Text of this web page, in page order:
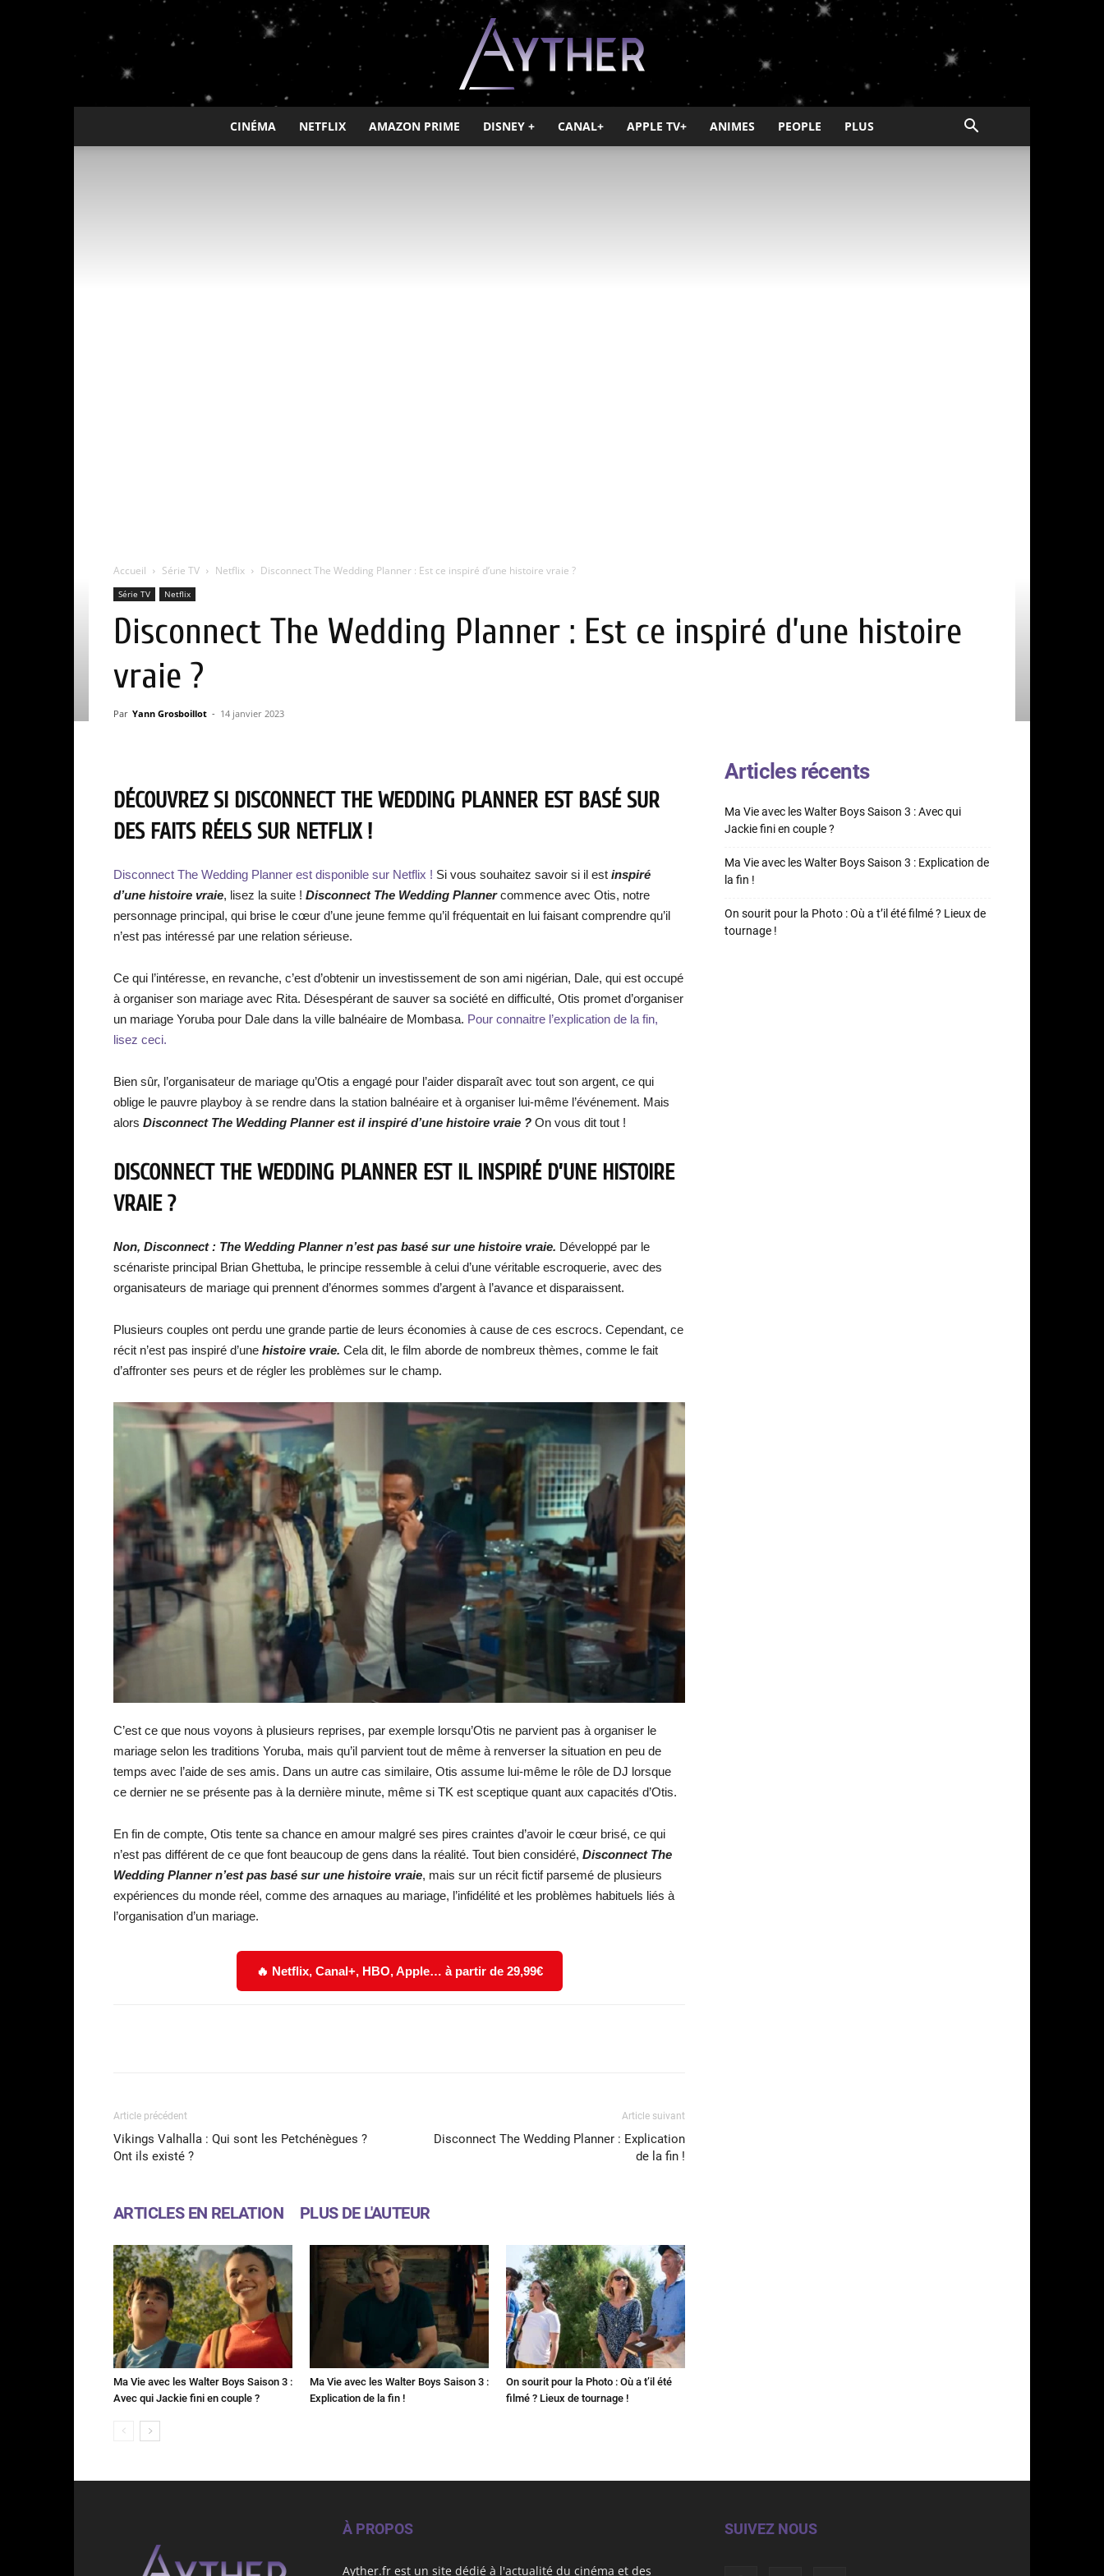
Ayther
CINÉMA NETFLIX AMAZON PRIME DISNEY + CANAL+ APPLE TV+ ANIMES PEOPLE PLUS
Accueil Série TV Netflix Disconnect The Wedding Planner : Est ce inspiré d’une histoire vraie ?
Série TV Netflix
Disconnect The Wedding Planner : Est ce inspiré d’une histoire
vraie ?
Par Yann Grosboillot - 14 janvier 2023
DÉCOUVREZ SI DISCONNECT THE WEDDING PLANNER EST BASÉ SUR
DES FAITS RÉELS SUR NETFLIX !
Disconnect The Wedding Planner est disponible sur Netflix ! Si vous souhaitez savoir si il est inspiré
d’une histoire vraie, lisez la suite ! Disconnect The Wedding Planner commence avec Otis, notre
personnage principal, qui brise le cœur d’une jeune femme qu’il fréquentait en lui faisant comprendre qu’il
n’est pas intéressé par une relation sérieuse.
Ce qui l’intéresse, en revanche, c’est d’obtenir un investissement de son ami nigérian, Dale, qui est occupé
à organiser son mariage avec Rita. Désespérant de sauver sa société en difficulté, Otis promet d’organiser
un mariage Yoruba pour Dale dans la ville balnéaire de Mombasa. Pour connaitre l’explication de la fin,
lisez ceci.
Bien sûr, l’organisateur de mariage qu’Otis a engagé pour l’aider disparaît avec tout son argent, ce qui
oblige le pauvre playboy à se rendre dans la station balnéaire et à organiser lui-même l’événement. Mais
alors Disconnect The Wedding Planner est il inspiré d’une histoire vraie ? On vous dit tout !
DISCONNECT THE WEDDING PLANNER EST IL INSPIRÉ D’UNE HISTOIRE
VRAIE ?
Non, Disconnect : The Wedding Planner n’est pas basé sur une histoire vraie. Développé par le
scénariste principal Brian Ghettuba, le principe ressemble à celui d’une véritable escroquerie, avec des
organisateurs de mariage qui prennent d’énormes sommes d’argent à l’avance et disparaissent.
Plusieurs couples ont perdu une grande partie de leurs économies à cause de ces escrocs. Cependant, ce
récit n’est pas inspiré d’une histoire vraie. Cela dit, le film aborde de nombreux thèmes, comme le fait
d’affronter ses peurs et de régler les problèmes sur le champ.
C’est ce que nous voyons à plusieurs reprises, par exemple lorsqu’Otis ne parvient pas à organiser le
mariage selon les traditions Yoruba, mais qu’il parvient tout de même à renverser la situation en peu de
temps avec l’aide de ses amis. Dans un autre cas similaire, Otis assume lui-même le rôle de DJ lorsque
ce dernier ne se présente pas à la dernière minute, même si TK est sceptique quant aux capacités d’Otis.
En fin de compte, Otis tente sa chance en amour malgré ses pires craintes d’avoir le cœur brisé, ce qui
n’est pas différent de ce que font beaucoup de gens dans la réalité. Tout bien considéré, Disconnect The
Wedding Planner n’est pas basé sur une histoire vraie, mais sur un récit fictif parsemé de plusieurs
expériences du monde réel, comme des arnaques au mariage, l’infidélité et les problèmes habituels liés à
l’organisation d’un mariage.
🔥 Netflix, Canal+, HBO, Apple… à partir de 29,99€
Article précédent
Vikings Valhalla : Qui sont les Petchénègues ?
Ont ils existé ?
Article suivant
Disconnect The Wedding Planner : Explication
de la fin !
ARTICLES EN RELATION PLUS DE L'AUTEUR
Ma Vie avec les Walter Boys Saison 3 :
Avec qui Jackie fini en couple ?
Ma Vie avec les Walter Boys Saison 3 :
Explication de la fin !
On sourit pour la Photo : Où a t’il été
filmé ? Lieux de tournage !
Articles récents
Ma Vie avec les Walter Boys Saison 3 : Avec qui
Jackie fini en couple ?
Ma Vie avec les Walter Boys Saison 3 : Explication de
la fin !
On sourit pour la Photo : Où a t’il été filmé ? Lieux de
tournage !
À PROPOS
Ayther.fr est un site dédié à l'actualité du cinéma et des
SUIVEZ NOUS